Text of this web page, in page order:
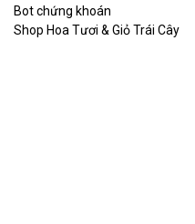
Bot chứng khoán
Shop Hoa Tươi & Giỏ Trái Cây